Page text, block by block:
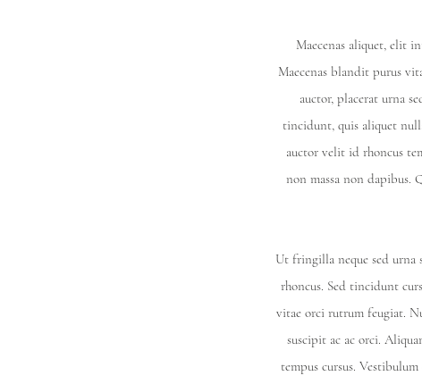
Maecenas aliquet, elit
Maecenas blandit purus
auctor, placerat urna
tincidunt, quis aliquet
auctor velit id rhoncus
non massa non dapibus.
Ut fringilla neque sed urna
rhoncus. Sed tincidunt
vitae orci rutrum feugiat.
suscipit ac ac orci.
tempus cursus.